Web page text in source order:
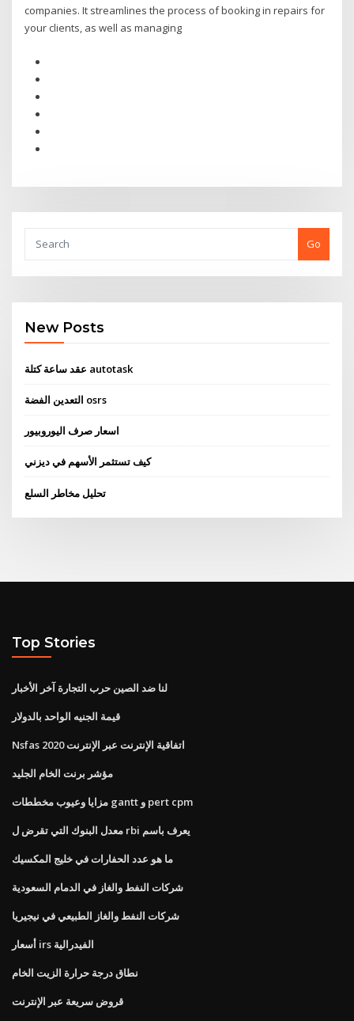
companies. It streamlines the process of booking in repairs for
your clients, as well as managing
Go
New Posts
عقد ساعة كتلة autotask
التعدين الفضة osrs
اسعار صرف اليوروبيور
كيف تستثمر الأسهم في ديزني
تحليل مخاطر السلع
Top Stories
لنا ضد الصين حرب التجارة آخر الأخبار
قيمة الجنيه الواحد بالدولار
Nsfas اتفاقية الإنترنت عبر الإنترنت 2020
مؤشر برنت الخام الجليد
مزايا وعيوب مخططات gantt و pert cpm
معدل البنوك التي تقرض ل rbi يعرف باسم
ما هو عدد الحفارات في خليج المكسيك
شركات النفط والغاز في الدمام السعودية
شركات النفط والغاز الطبيعي في نيجيريا
أسعار irs الفيدرالية
نطاق درجة حرارة الزيت الخام
قروض سريعة عبر الإنترنت